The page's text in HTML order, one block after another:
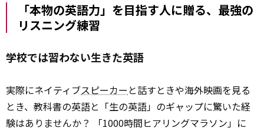
「本物の英語力」を目指す人に贈る、最強の
リスニング練習
学校では習わない生きた英語
実際にネイティブスピーカー と話すときや海外映画を見る
とき、教科書の英語と「生の英語」のギャップに驚いた経
験はありませんか？ 「1000時間ヒアリングマラソン」に